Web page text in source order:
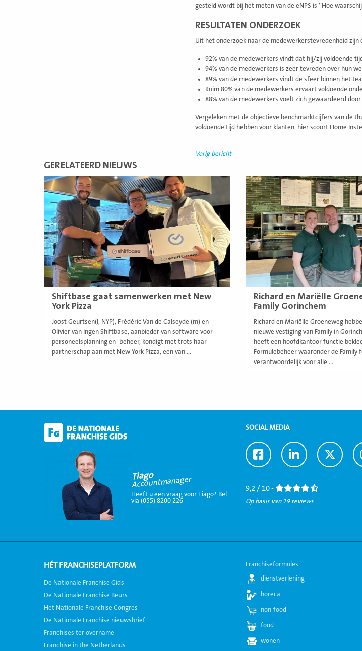
gesteld wordt bij het meten van de eNPS is ‘’Hoe
RESULTATEN ONDERZOEK
Uit het onderzoek naar de medewerkerstevredenheid
92% van de medewerkers vindt dat hij/zij voldoende
94% van de medewerkers is zeer tevreden over hun
89% van de medewerkers vindt de sfeer binnen het
Ruim 80% van de medewerkers ervaart voldoende
88% van de medewerkers voelt zich gewaardeerd
Vergeleken met de objectieve benchmarktcijfers van de
voldoende tijd hebben voor klanten, hier scoort Home
Vorig bericht
GERELATEERD NIEUWS
Shiftbase gaat samenwerken met New
York Pizza
Joost Geurtsen(l, NYP), Frédéric Van de Calseyde (m) en
Olivier van Ingen Shiftbase, aanbieder van software voor
personeelsplanning en -beheer, kondigt met trots haar
partnerschap aan met New York Pizza, een van ...
Lees
meer
Richard en Mariëlle
Family Gorinchem
Richard en Mariëlle Groeneweg
nieuwe vestiging van Family in
heeft een hoofdkantoor functie
Formulebeheer waaronder de Family
verantwoordelijk voor alle ...
Lees
meer
Tiago
Accountmanager
Heeft u een vraag voor Tiago? Bel
via (055) 8200 226
SOCIAL MEDIA
Ga
naar
Ga
naar
Ga
naar
9,2 / 10 -
Op basis van 19 reviews
HÉT FRANCHISEPLATFORM
De Nationale Franchise Gids
De Nationale Franchise Beurs
Het Nationale Franchise Congres
De Nationale Franchise nieuwsbrief
Franchises ter overname
Franchise in the Netherlands
Franchiseformules
dienstverlening
horeca
non-food
food
wonen